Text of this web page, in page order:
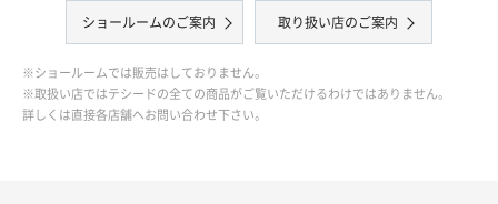
ショールームのご案内 取り扱い店のご案内
※ショールームでは販売はしておりません。
※取扱い店ではテシードの全ての商品がご覧いただけるわけではありません。
詳しくは直接各店舗へお問い合わせ下さい。